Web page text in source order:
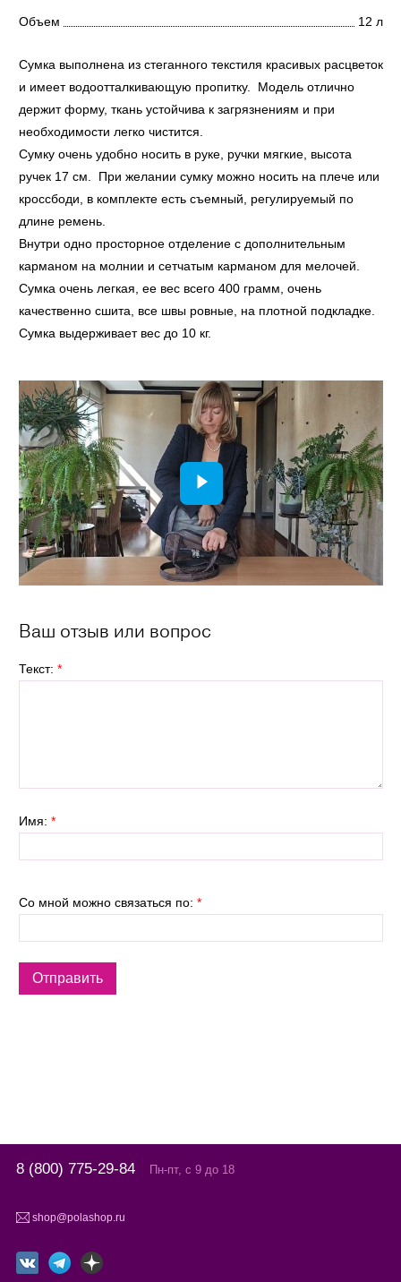
Объем 12 л
Сумка выполнена из стеганного текстиля красивых расцветок
и имеет водоотталкивающую пропитку. Модель отлично
держит форму, ткань устойчива к загрязнениям и при
необходимости легко чистится.
Сумку очень удобно носить в руке, ручки мягкие, высота
ручек 17 см. При желании сумку можно носить на плече или
кроссбоди, в комплекте есть съемный, регулируемый по
длине ремень.
Внутри одно просторное отделение с дополнительным
карманом на молнии и сетчатым карманом для мелочей.
Сумка очень легкая, ее вес всего 400 грамм, очень
качественно сшита, все швы ровные, на плотной подкладке.
Сумка выдерживает вес до 10 кг.
Ваш отзыв или вопрос
Текст: *
Имя: *
Со мной можно связаться по: *
8 (800) 775-29-84 Пн-пт, с 9 до 18
shop@polashop.ru